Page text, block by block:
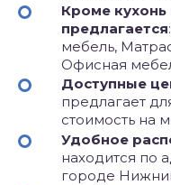
Кроме
предлагается
мебель,
Офисная
Доступные
предлагает
стоимость на
Удобное
находится по
городе